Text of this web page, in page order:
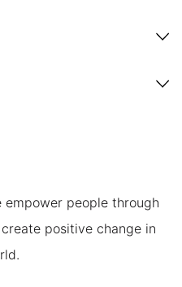
empower people through
positive change in